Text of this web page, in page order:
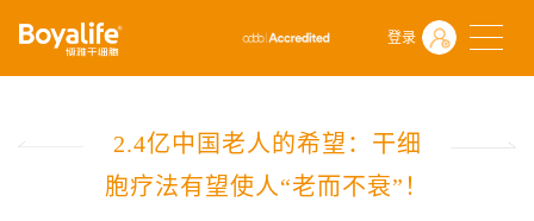
登录
首页 什么是干细胞
前沿动态
2.4亿中国老人的希望：干细胞疗法有望使人“老而不衰”！
2.4亿中国老人的希望：干细
胞疗法有望使人“老而不衰”！